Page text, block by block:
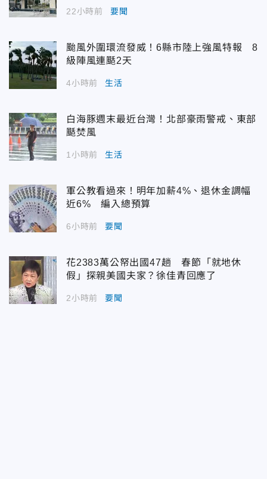
22小時前 要聞
颱風外圍環流發威！6縣市陸上強風特報 8
級陣風連颳2天
4小時前 生活
白海豚週末最近台灣！北部豪雨警戒、東部
颳焚風
1小時前 生活
軍公教看過來！明年加薪4%、退休金調幅
近6% 編入總預算
6小時前 要聞
花2383萬公帑出國47趟 春節「就地休
假」探親美國夫家？徐佳青回應了
2小時前 要聞